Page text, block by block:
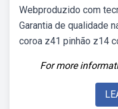
Webproduzido com
Garantia de qualidade
coroa z41 pinhão z14
For more